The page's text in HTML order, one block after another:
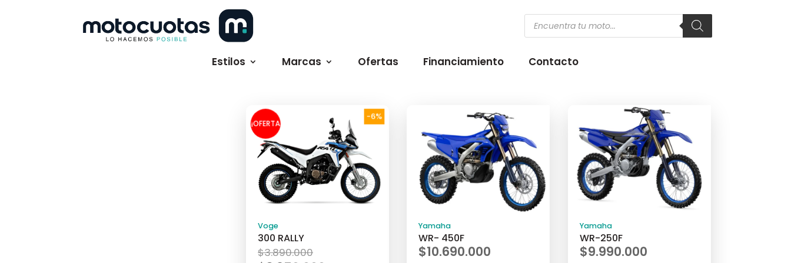
Products
search
Estilos Marcas Ofertas Financiamiento Contacto
-6%
¡OFERTA
!
Voge
300 RALLY
$3.890.000El
Yamaha
WR- 450F
$10.690.000
Yamaha
WR-250F
$9.990.000